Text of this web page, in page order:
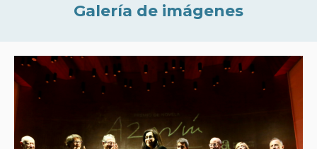
Galería de imágenes